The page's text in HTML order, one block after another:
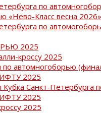
по
«Нево-Класс весна 2026»
по
2025
кроссу 2025
автомногоборью
2025
Санкт-Петербурга
2025
2025